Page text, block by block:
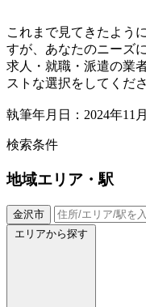
これまで見てきたよう
すが、あなたのニーズ
求人・就職・派遣の業
ストな選択をしてくださ
執筆年月日：2024年11
検索条件
地域エリア・駅
金沢市
エリアから探す